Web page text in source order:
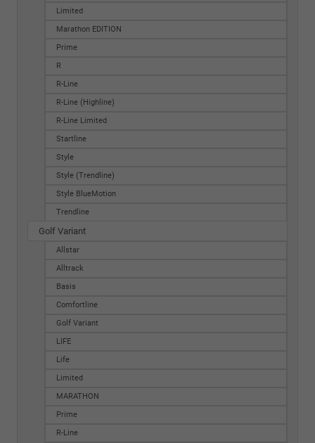
Limited
Marathon EDITION
Prime
R
R-Line
R-Line (Highline)
R-Line Limited
Startline
Style
Style (Trendline)
Style BlueMotion
Trendline
Golf Variant
Allstar
Alltrack
Basis
Comfortline
Golf Variant
LIFE
Life
Limited
MARATHON
Prime
R-Line